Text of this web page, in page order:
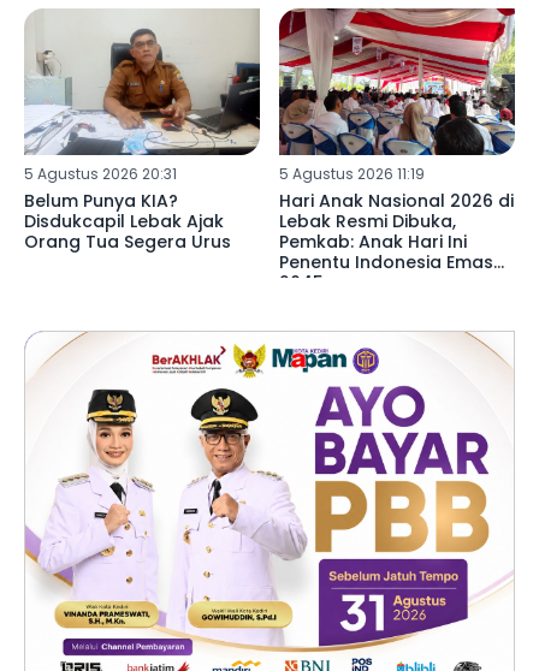
5 Agustus 2026 20:31
Belum Punya KIA?
Disdukcapil Lebak Ajak
Orang Tua Segera Urus
5 Agustus 2026 11:19
Hari Anak Nasional 2026 di
Lebak Resmi Dibuka,
Pemkab: Anak Hari Ini
Penentu Indonesia Emas
2045